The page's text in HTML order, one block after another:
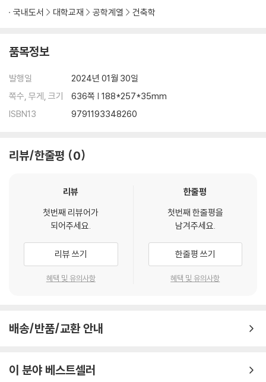
3.1 개 요
3.3 말뚝지정
3.4 기성제 말뚝기초 시공
3.5 현장(제자리)콘크리트 말뚝기초 시공
3.6 기초의 부동침하 원인 빛 대책
4장 콘크리트공사
4.1 개 요
4.3 콘크리트 배합
4.5 콘크리트 타설
5장 거푸집공사
5.2 거푸집의 구성
5.6 거푸집의 해체
6.1 개 요
국내도서 대학교재 공학계열 건축학
품목정보
발행일
2024년 01월 30일
쪽수, 무게, 크기
636쪽 | 188*257*35mm
ISBN13
9791193348260
리뷰/한줄평 0
리뷰
첫번째 리뷰어가
되어주세요.
리뷰 쓰기
혜택 및 유의사항
한줄평
첫번째 한줄평을
남겨주세요.
한줄평 쓰기
혜택 및 유의사항
배송/반품/교환 안내
이 분야 베스트셀러